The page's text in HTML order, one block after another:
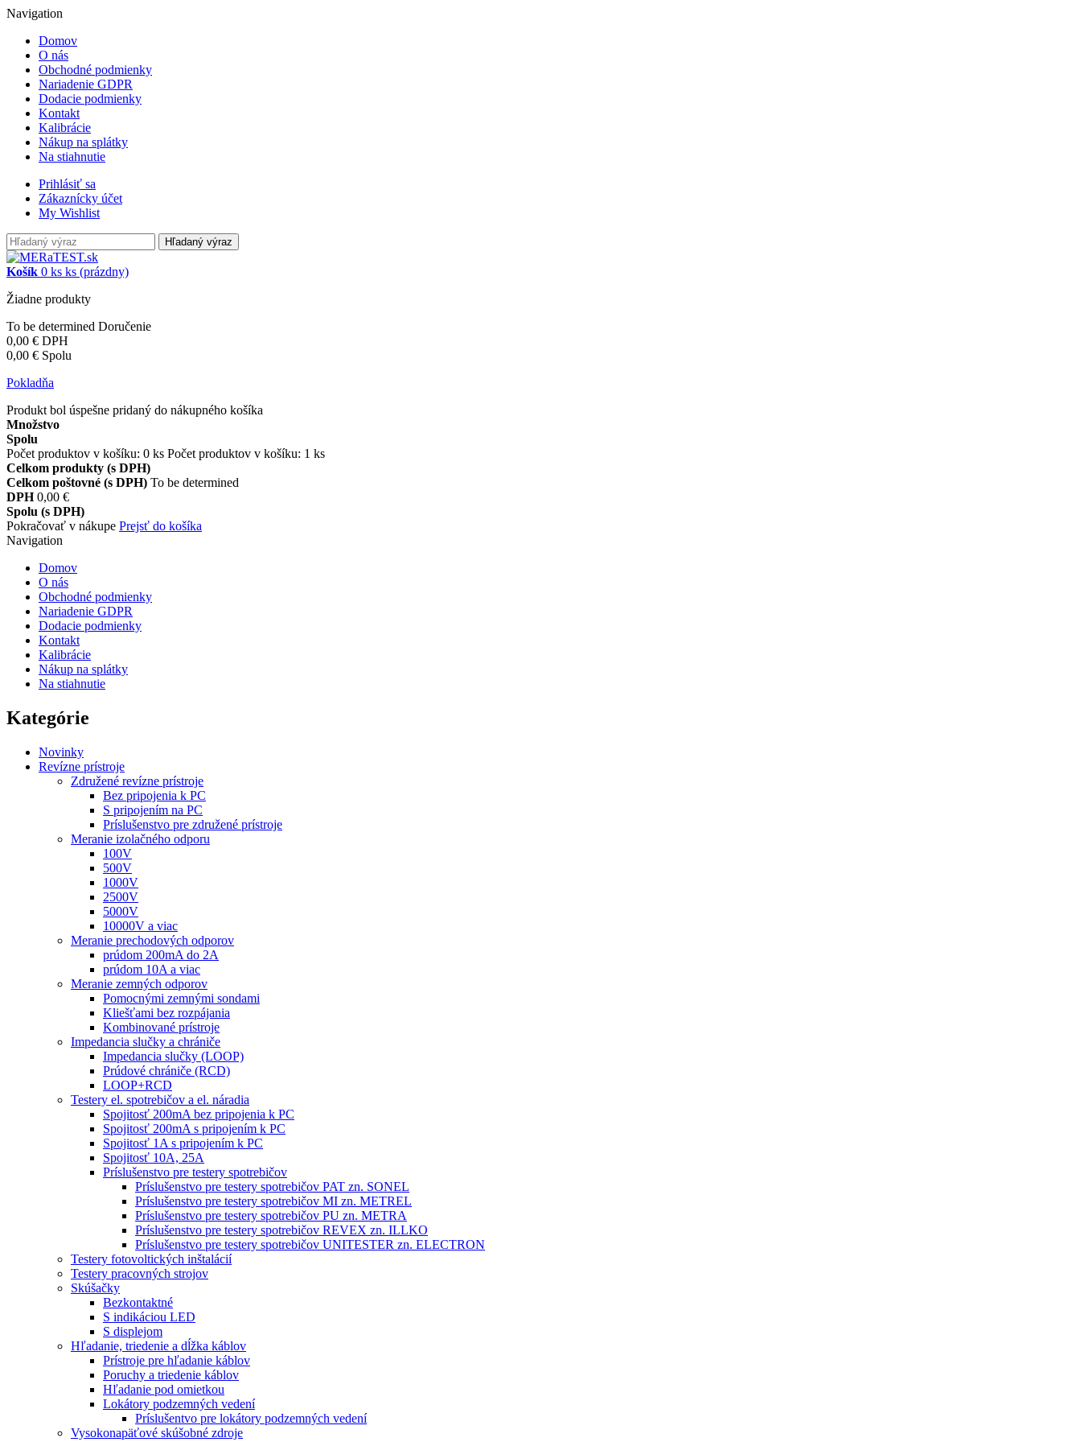
Navigation
Domov
O nás
Obchodné podmienky
Nariadenie GDPR
Dodacie podmienky
Kontakt
Kalibrácie
Nákup na splátky
Na stiahnutie
Prihlásiť sa
Zákaznícky účet
My Wishlist
Hľadaný výraz
Košík 0 ks ks (prázdny)
Žiadne produkty
To be determined Doručenie
0,00 € DPH
0,00 € Spolu
Pokladňa
Produkt bol úspešne pridaný do nákupného košíka
Množstvo
Spolu
Počet produktov v košíku: 0 ks Počet produktov v košíku: 1 ks
Celkom produkty (s DPH)
Celkom poštovné (s DPH) To be determined
DPH 0,00 €
Spolu (s DPH)
Pokračovať v nákupe Prejsť do košíka
Navigation
Domov
O nás
Obchodné podmienky
Nariadenie GDPR
Dodacie podmienky
Kontakt
Kalibrácie
Nákup na splátky
Na stiahnutie
Kategórie
Novinky
Revízne prístroje
Združené revízne prístroje
Bez pripojenia k PC
S pripojením na PC
Príslušenstvo pre združené prístroje
Meranie izolačného odporu
100V
500V
1000V
2500V
5000V
10000V a viac
Meranie prechodových odporov
prúdom 200mA do 2A
prúdom 10A a viac
Meranie zemných odporov
Pomocnými zemnými sondami
Kliešťami bez rozpájania
Kombinované prístroje
Impedancia slučky a chrániče
Impedancia slučky (LOOP)
Prúdové chrániče (RCD)
LOOP+RCD
Testery el. spotrebičov a el. náradia
Spojitosť 200mA bez pripojenia k PC
Spojitosť 200mA s pripojením k PC
Spojitosť 1A s pripojením k PC
Spojitosť 10A, 25A
Príslušenstvo pre testery spotrebičov
Príslušenstvo pre testery spotrebičov PAT zn. SONEL
Príslušenstvo pre testery spotrebičov MI zn. METREL
Príslušenstvo pre testery spotrebičov PU zn. METRA
Príslušenstvo pre testery spotrebičov REVEX zn. ILLKO
Príslušenstvo pre testery spotrebičov UNITESTER zn. ELECTRON
Testery fotovoltických inštalácií
Testery pracovných strojov
Skúšačky
Bezkontaktné
S indikáciou LED
S displejom
Hľadanie, triedenie a dĺžka káblov
Prístroje pre hľadanie káblov
Poruchy a triedenie káblov
Hľadanie pod omietkou
Lokátory podzemných vedení
Príslušentvo pre lokátory podzemných vedení
Vysokonapäťové skúšobné zdroje